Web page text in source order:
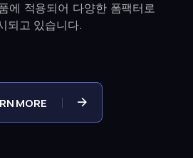
에 적용되어 다양한 폼팩터로
되고 있습니다.
MORE